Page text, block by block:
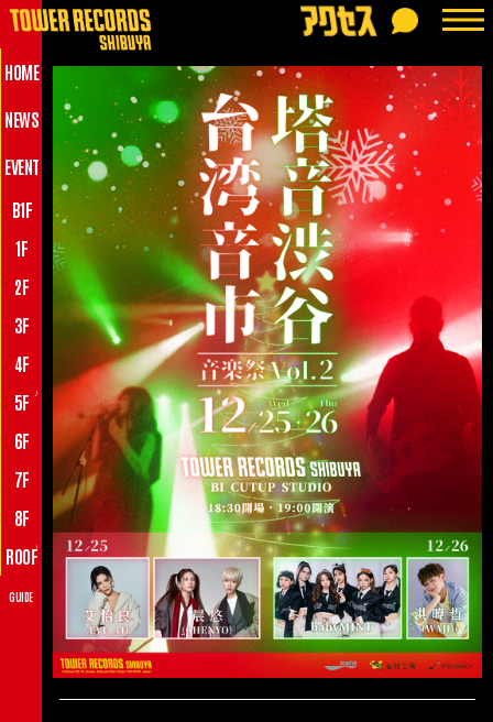
HOME
NEWS
EVENT
B1F
1F
2F
3F
4F
5F
♪
6F
7F
8F
ROOF♪
GUIDE